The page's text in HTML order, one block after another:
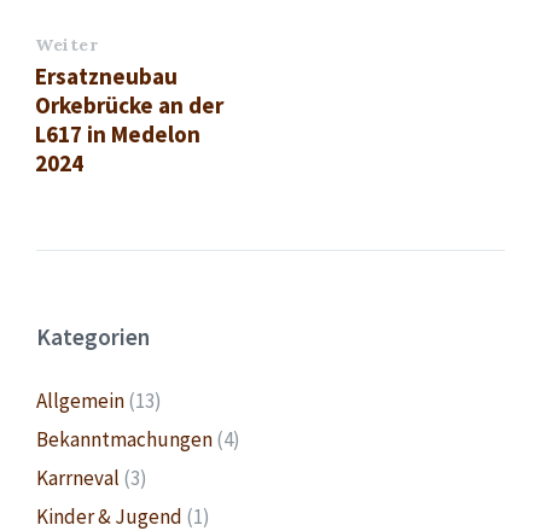
Weiter
Ersatzneubau
Orkebrücke an der
L617 in Medelon
2024
Kategorien
Allgemein(13)
Bekanntmachungen(4)
Karrneval (3)
Kinder & Jugend (1)